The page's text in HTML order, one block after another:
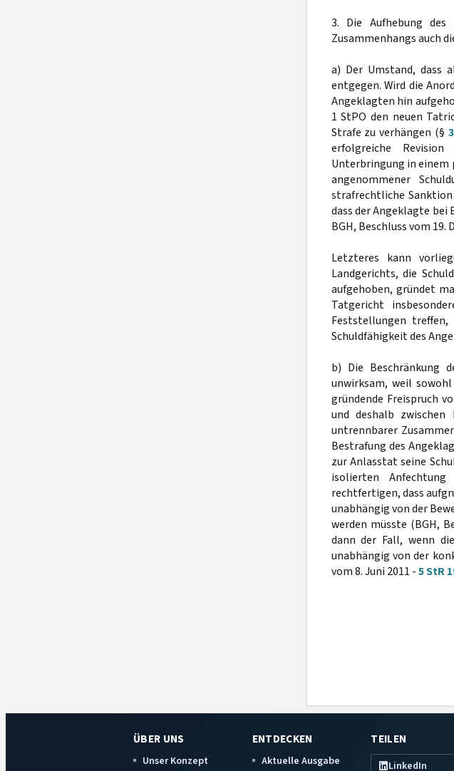
3. Die Aufhebung des
Zusammenhangs auch
a) Der Umstand, dass
entgegen. Wird die
Angeklagten hin
1 StPO den neuen
Strafe zu verhängen (§
erfolgreiche
Unterbringung in einem
angenommener
strafrechtliche
dass der Angeklagte bei
BGH, Beschluss vom 19.
Letzteres kann
Landgerichts, die
aufgehoben, gründet
Tatgericht
Feststellungen
Schuldfähigkeit des
b) Die Beschränkung
unwirksam, weil
gründende Freispruch
und deshalb zwischen
untrennbarer
Bestrafung des
zur Anlasstat seine
isolierten
rechtfertigen, dass
unabhängig von der
werden müsste (BGH,
dann der Fall, wenn
unabhängig von der
vom 8. Juni 2011 -5 StR
ÜBER UNS
Unser Konzept
ENTDECKEN
Aktuelle Ausgabe
TEILEN
LinkedIn